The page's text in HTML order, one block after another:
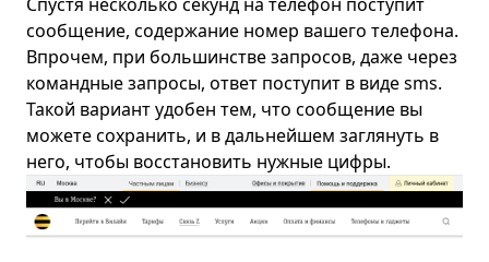
сообщение, содержание номер вашего телефона.
Впрочем, при большинстве запросов, даже через
командные запросы, ответ поступит в виде sms.
Такой вариант удобен тем, что сообщение вы
можете сохранить, и в дальнейшем заглянуть в
него, чтобы восстановить нужные цифры.